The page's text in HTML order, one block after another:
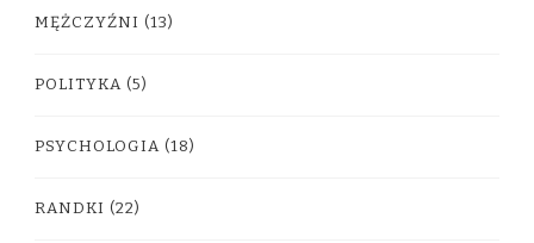
MĘŻCZYŹNI (13)
POLITYKA (5)
PSYCHOLOGIA (18)
RANDKI (22)